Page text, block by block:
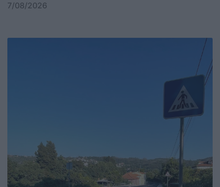
7/08/2026